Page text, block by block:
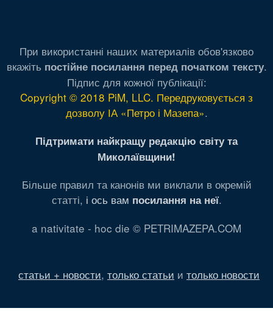
При використанні наших материалів обов'язково
вкажіть постійне посилання перед початком тексту.
Підпис для кожної публікації:
Copyright © 2018 PiM, LLC. Передруковується з
дозволу ІА «Петро і Мазепа».
Підтримати найкращу редакцію світу та
Миколаївщини!
Більше правил та канонів ми виклали в окремій
статті, і ось вам посилання на неї.
a nativitate - hoc die © PETRIMAZEPA.COM
статьи + новости, только статьи и только новости